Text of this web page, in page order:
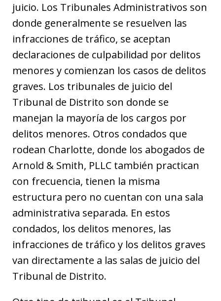
juicio. Los Tribunales Administrativos son
donde generalmente se resuelven las
infracciones de tráfico, se aceptan
declaraciones de culpabilidad por delitos
menores y comienzan los casos de delitos
graves. Los tribunales de juicio del
Tribunal de Distrito son donde se
manejan la mayoría de los cargos por
delitos menores. Otros condados que
rodean Charlotte, donde los abogados de
Arnold & Smith, PLLC también practican
con frecuencia, tienen la misma
estructura pero no cuentan con una sala
administrativa separada. En estos
condados, los delitos menores, las
infracciones de tráfico y los delitos graves
van directamente a las salas de juicio del
Tribunal de Distrito.